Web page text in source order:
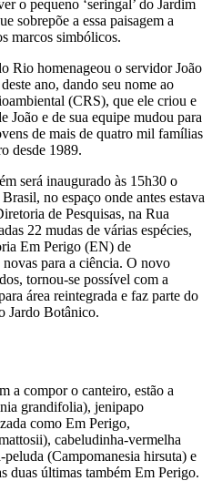
o pequeno ‘seringal’ do Jardim
sobrepõe a essa paisagem a
marcos simbólicos.
Rio homenageou o servidor João
ano, dando seu nome ao
(CRS), que ele criou e
João e de sua equipe mudou para
de mais de quatro mil famílias
desde 1989.
será inaugurado às 15h30 o
no espaço onde antes estava
de Pesquisas, na Rua
22 mudas de várias espécies,
Em Perigo (EN) de
novas para a ciência. O novo
tornou-se possível com a
área reintegrada e faz parte do
Jardo Botânico.
a compor o canteiro, estão a
grandifolia), jenipapo
como Em Perigo,
cabeludinha-vermelha
(Campomanesia hirsuta) e
duas últimas também Em Perigo.